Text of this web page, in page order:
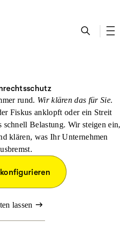
rund. Wir klären das für Sie.
Fiskus anklopft oder ein Streit
schnell Belastung. Wir steigen ein,
klären, was Ihr Unternehmen
lassen